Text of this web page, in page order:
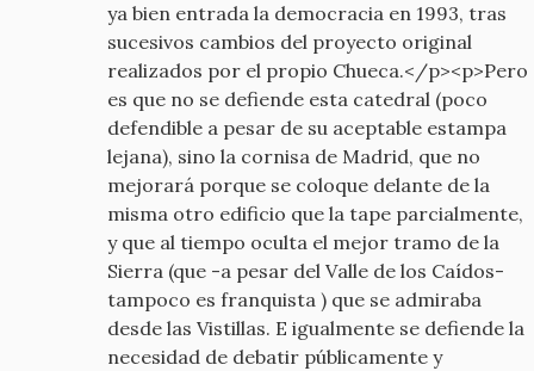
ya bien entrada la democracia en 1993, tras
sucesivos cambios del proyecto original
realizados por el propio Chueca.</p><p>Pero
es que no se defiende esta catedral (poco
defendible a pesar de su aceptable estampa
lejana), sino la cornisa de Madrid, que no
mejorará porque se coloque delante de la
misma otro edificio que la tape parcialmente,
y que al tiempo oculta el mejor tramo de la
Sierra (que -a pesar del Valle de los Caídos-
tampoco es franquista ) que se admiraba
desde las Vistillas. E igualmente se defiende la
necesidad de debatir públicamente y